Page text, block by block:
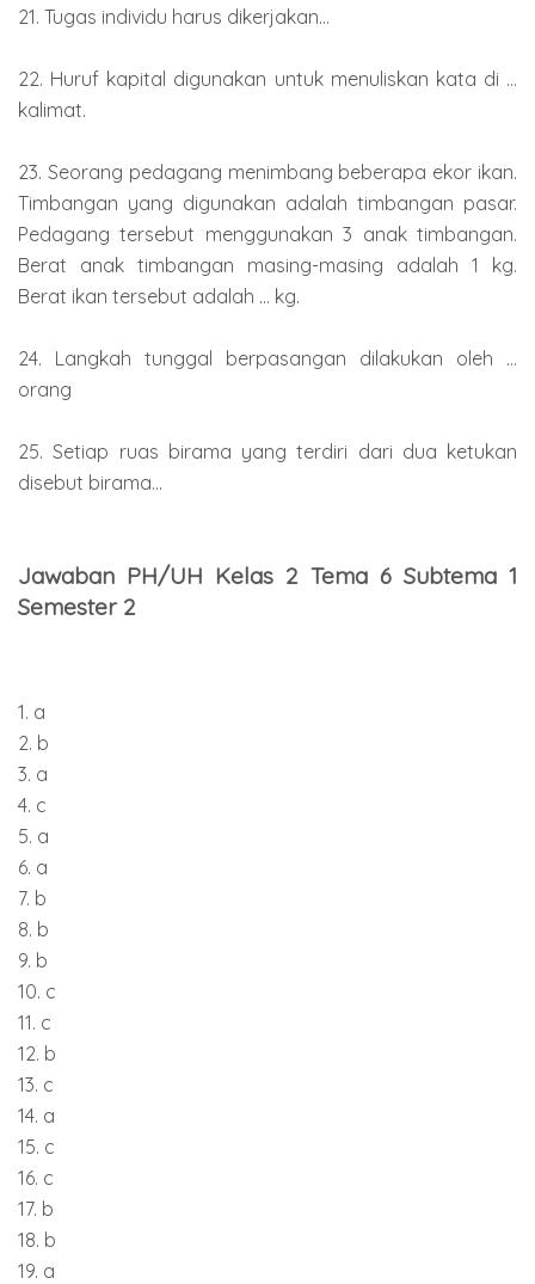
21. Tugas individu harus dikerjakan...
22. Huruf kapital digunakan untuk menuliskan kata di ...
kalimat.
23. Seorang pedagang menimbang beberapa ekor ikan.
Timbangan yang digunakan adalah timbangan pasar.
Pedagang tersebut menggunakan 3 anak timbangan.
Berat anak timbangan masing-masing adalah 1 kg.
Berat ikan tersebut adalah ... kg.
24. Langkah tunggal berpasangan dilakukan oleh ...
orang
25. Setiap ruas birama yang terdiri dari dua ketukan
disebut birama...
Jawaban PH/UH Kelas 2 Tema 6 Subtema 1
Semester 2
1. a
2. b
3. a
4. c
5. a
6. a
7. b
8. b
9. b
10. c
11. c
12. b
13. c
14. a
15. c
16. c
17. b
18. b
19. a